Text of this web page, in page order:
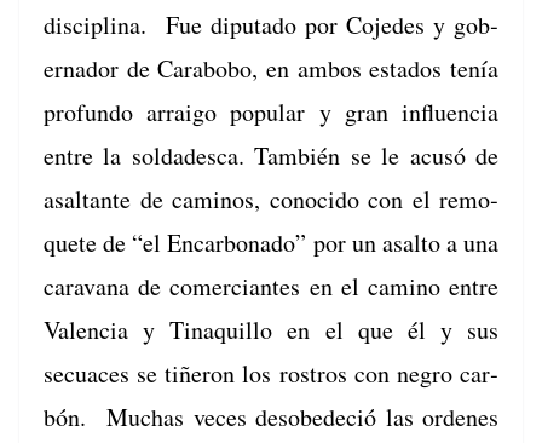
dis­ci­plina. Fue diputa­do por Cojedes y gob­
er­nador de Carabobo, en ambos esta­dos tenía
pro­fun­do arrai­go pop­u­lar y gran influ­en­cia
entre la sol­dadesca. Tam­bién se le acusó de
asaltante de caminos, cono­ci­do con el remo­
quete de “el Encar­bona­do” por un asalto a una
car­a­vana de com­er­ciantes en el camino entre
Valen­cia y Tinaquil­lo en el que él y sus
secuaces se tiñeron los ros­tros con negro car­
bón. Muchas veces des­obe­de­ció las ordenes